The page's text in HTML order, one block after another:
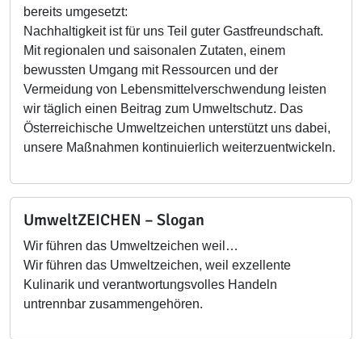
bereits umgesetzt:
Nachhaltigkeit ist für uns Teil guter Gastfreundschaft.
Mit regionalen und saisonalen Zutaten, einem
bewussten Umgang mit Ressourcen und der
Vermeidung von Lebensmittelverschwendung leisten
wir täglich einen Beitrag zum Umweltschutz. Das
Österreichische Umweltzeichen unterstützt uns dabei,
unsere Maßnahmen kontinuierlich weiterzuentwickeln.
UmweltZEICHEN – Slogan
Wir führen das Umweltzeichen weil…
Wir führen das Umweltzeichen, weil exzellente
Kulinarik und verantwortungsvolles Handeln
untrennbar zusammengehören.